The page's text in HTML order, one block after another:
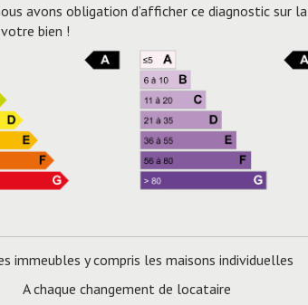
avons obligation d’afficher ce diagnostic sur la
bien !
immeubles y compris les maisons individuelles
A chaque changement de locataire